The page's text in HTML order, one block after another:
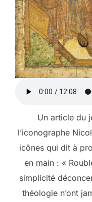
Un article du
l’iconographe
icônes qui dit à
en main : «
simplicité
théologie n’ont